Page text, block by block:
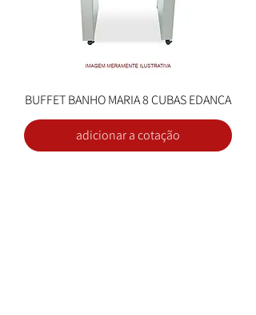
BUFFET BANHO MARIA 8 CUBAS EDANCA
adicionar a cotação